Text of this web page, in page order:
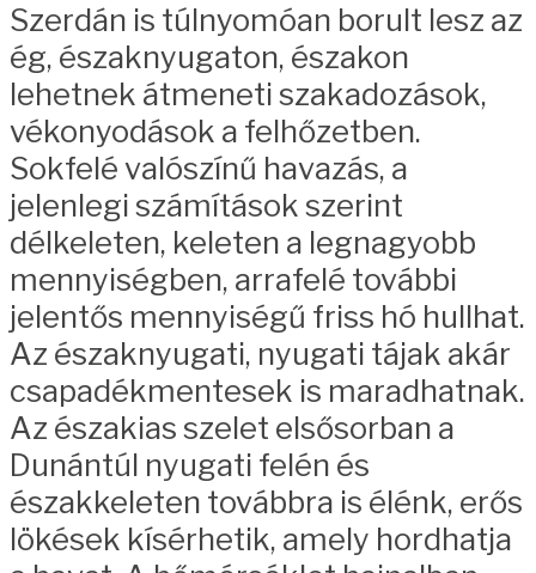
Szerdán is túlnyomóan borult lesz az
ég, északnyugaton, északon
lehetnek átmeneti szakadozások,
vékonyodások a felhőzetben.
Sokfelé valószínű havazás, a
jelenlegi számítások szerint
délkeleten, keleten a legnagyobb
mennyiségben, arrafelé további
jelentős mennyiségű friss hó hullhat.
Az északnyugati, nyugati tájak akár
csapadékmentesek is maradhatnak.
Az északias szelet elsősorban a
Dunántúl nyugati felén és
északkeleten továbbra is élénk, erős
lökések kísérhetik, amely hordhatja